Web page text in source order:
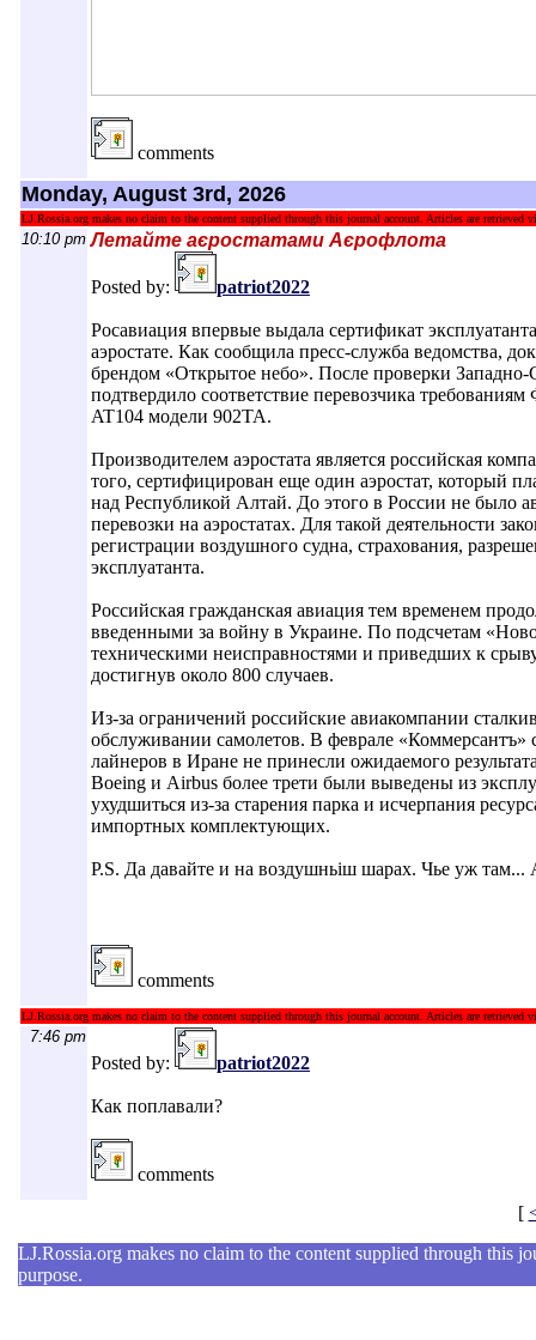
comments
Monday, August 3rd, 2026
LJ.Rossia.org makes no claim to the content supplied through this journal account. Articles are retrieved
10:10 pm Летайте аєростатами Аєрофлота
Posted by: patriot2022
Росавиация впервые выдала сертификат
аэростате. Как сообщила пресс-служба ведомства,
брендом «Открытое небо». После проверки
подтвердило соответствие перевозчика
AT104 модели 902ТА.
Производителем аэростата является российская
того, сертифицирован еще один аэростат, который
над Республикой Алтай. До этого в России не было
перевозки на аэростатах. Для такой деятельности
регистрации воздушного судна, страхования,
эксплуатанта.
Российская гражданская авиация тем временем
введенными за войну в Украине. По подсчетам
техническими неисправностями и приведших к
достигнув около 800 случаев.
Из-за ограничений российские авиакомпании
обслуживании самолетов. В феврале «Коммерсантъ»
лайнеров в Иране не принесли ожидаемого
Boeing и Airbus более трети были выведены из
ухудшиться из-за старения парка и исчерпания
импортных комплектующих.
P.S. Да давайте и на воздушньіш шарах. Чье уж там...
comments
LJ.Rossia.org makes no claim to the content supplied through this journal account. Articles are retrieved
7:46 pm
Posted by: patriot2022
Как поплавали?
comments
[
LJ.Rossia.org makes no claim to the content supplied through this
purpose.